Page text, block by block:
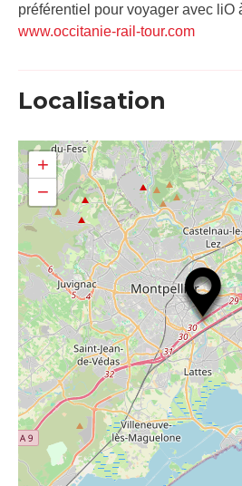
préférentiel pour voyager avec liO
www.occitanie-rail-tour.com
Localisation
+
−